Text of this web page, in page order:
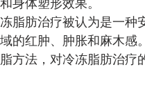
身体塑形效果。
脂肪治疗被认为是一种
的红肿、肿胀和麻木感。
方法，对冷冻脂肪治疗